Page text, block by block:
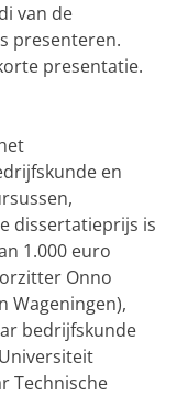
van de
presenteren.
presentatie.
en
dissertatieprijs is
1.000 euro
Onno
Wageningen),
bedrijfskunde
Technische